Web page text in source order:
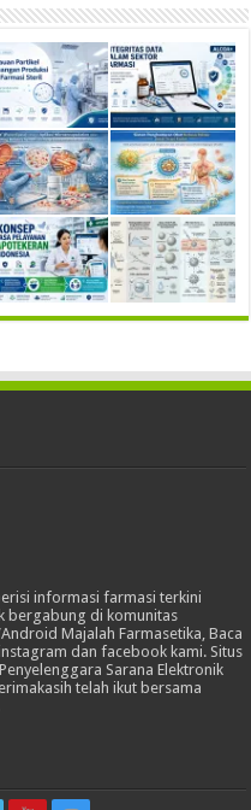
informasi farmasi terkini
bergabung di komunitas
Majalah Farmasetika, Baca
dan facebook kami. Situs
Sarana Elektronik
telah ikut bersama